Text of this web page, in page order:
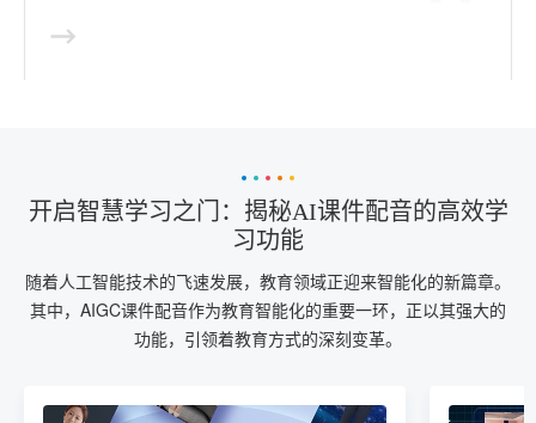
开启智慧学习之门：揭秘AI课件配音的高效学
习功能
随着人工智能技术的飞速发展，教育领域正迎来智能化的新篇章。
其中，AIGC课件配音作为教育智能化的重要一环，正以其强大的
功能，引领着教育方式的深刻变革。